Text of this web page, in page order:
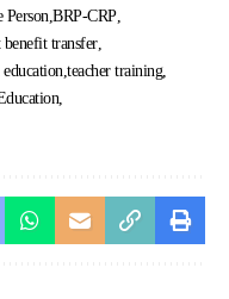
Person BRP-CRP
benefit transfer
teacher training